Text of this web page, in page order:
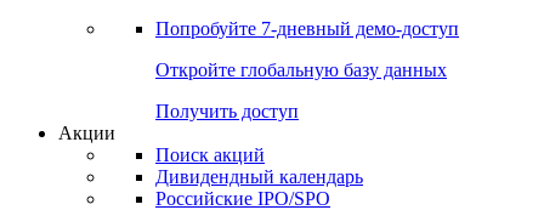
Попробуйте 7-дневный демо-доступ
Откройте глобальную базу данных
Получить доступ
Акции
Поиск акций
Дивидендный календарь
Российские IPO/SPO